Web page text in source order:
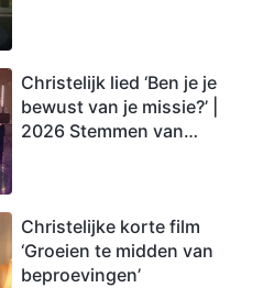
Christelijk lied ‘Ben je je
bewust van je missie?’ |
2026 Stemmen van
Christelijke korte film
‘Groeien te midden van
beproevingen’